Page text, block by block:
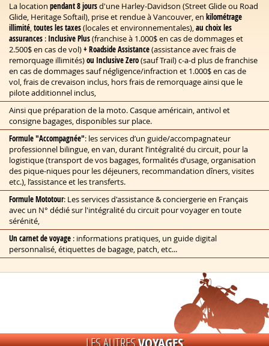
La location pendant 8 joursd'une Harley-Davidson (Street Glide ou Road
Glide, Heritage Softail), prise et rendue à Vancouver, en kilométrage
illimité,toutes les taxes(locales et environnementales),au choix les
assurances : Inclusive Plus(franchise à 1.000$ en cas de dommages et
2.500$ en cas de vol)+ Roadside Assistance(assistance avec frais de
remorquage illimités)ou Inclusive Zero(sauf Trail) c-a-d plus de franchise
en cas de dommages sauf négligence/infraction et 1.000$ en cas de
vol, frais de crevaison inclus, hors frais de remorquage ainsi que le
pilote additionnel inclus,
Ainsi que préparation de la moto. Casque américain, antivol et
consigne bagages, disponibles sur place.
Formule "Accompagnée": les services d’un guide/accompagnateur
professionnel bilingue, en van, durant l’intégralité du circuit, pour la
logistique (transport de vos bagages, formalités d’usage, organisation
des pique-niques pour les déjeuners, recommandation dîners, visites
etc.), l’assistance et les transferts.
Formule Mototour: Les services d'assistance & conciergerie en Français
avec un N° dédié sur l'intégralité du circuit pour voyager en toute
sérénité,
Un carnet de voyage : informations pratiques, un guide digital
personnalisé, étiquettes de bagage, patch, etc...
: sauf petits-déjeuners offerts, péages et parkings éventuels à
Vancouver, l'essence et frais de nature personnelle,
Les entrées et toutes autres visites éventuelles,